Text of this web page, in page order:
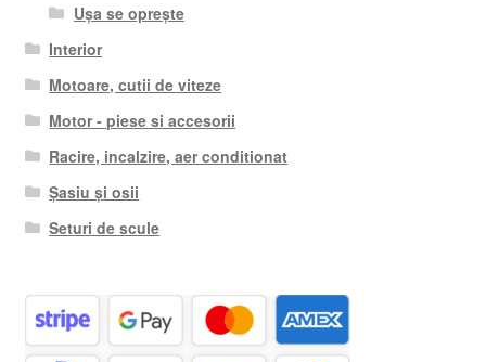
Ușa se oprește
Interior
Motoare, cutii de viteze
Motor - piese si accesorii
Racire, incalzire, aer conditionat
Șasiu și osii
Seturi de scule